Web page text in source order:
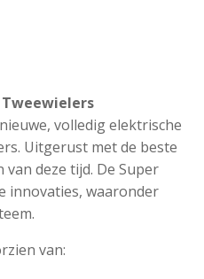
Tweewielers
volledig elektrische
Uitgerust met de beste
deze tijd. De Super
innovaties, waaronder
van: